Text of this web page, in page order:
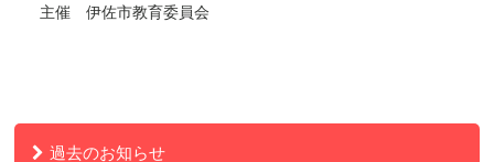
主催 伊佐市教育委員会
過去のお知らせ